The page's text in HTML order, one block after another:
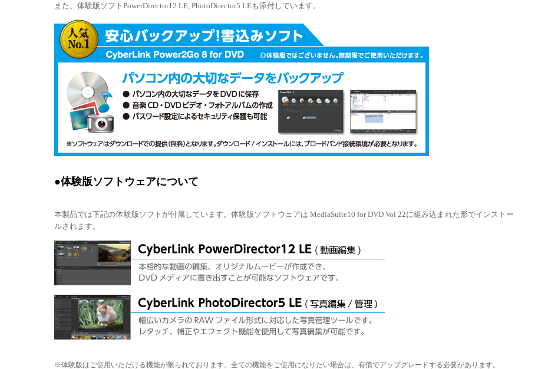
また、体験版ソフトPowerDirector12 LE, PhotoDirector5 LEも添付しています。
●体験版ソフトウェアについて
本製品では下記の体験版ソフトが付属しています。体験版ソフトウェアは MediaSuite10 for DVD Vol 22に組み込まれた形でインストー
ルされます。
※体験版はご使用いただける機能が限られております。全ての機能をご使用になりたい場合は、有償でアップグレードする必要があります。